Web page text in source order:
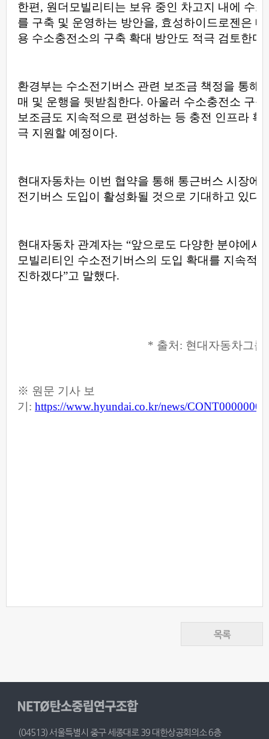
목록
(04513) 서울특별시 중구 세종대로 39 대한상공회의소 6층